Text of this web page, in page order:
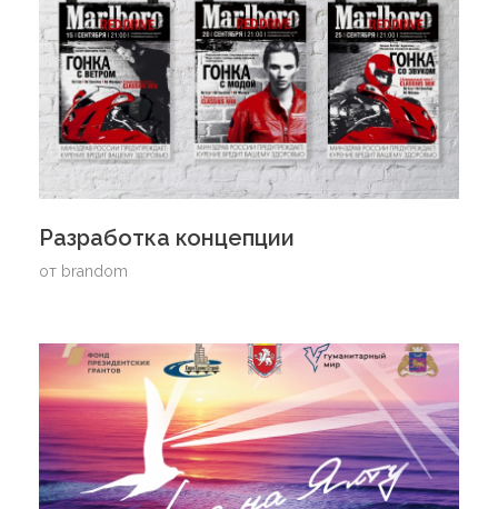
Разработка концепции
от brandom